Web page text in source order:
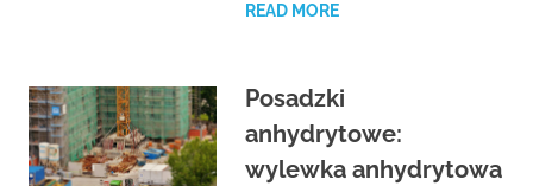
READ MORE
Posadzki
anhydrytowe:
wylewka anhydrytowa